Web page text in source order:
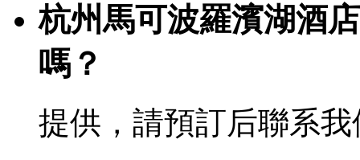
杭州馬可波羅濱湖酒
嗎？
提供，請預訂后聯系